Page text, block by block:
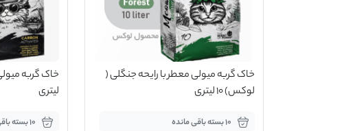
خاک گربه میولی معطر با رایحه جنگلی (
لوکس) 10 لیتری
10 بسته باقی مانده
لیتری
10 بسته باقی مانده